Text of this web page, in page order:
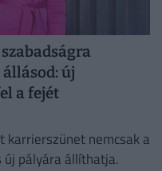
új
a fejét
nemcsak a
pályára állíthatja.